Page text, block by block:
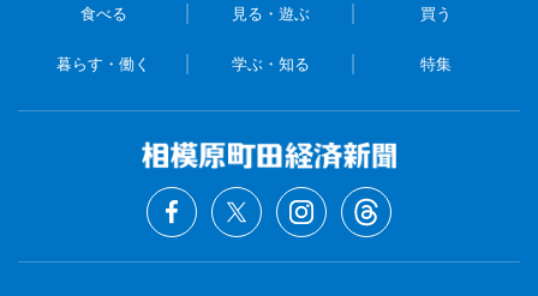
食べる 見る・遊ぶ 買う
暮らす・働く 学ぶ・知る 特集